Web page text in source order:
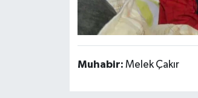
Muhabir: Melek Çakır